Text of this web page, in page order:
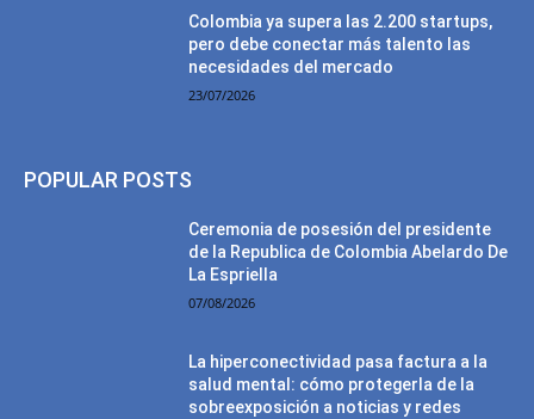
Colombia ya supera las 2.200 startups,
pero debe conectar más talento las
necesidades del mercado
23/07/2026
POPULAR POSTS
Ceremonia de posesión del presidente
de la Republica de Colombia Abelardo De
La Espriella
07/08/2026
La hiperconectividad pasa factura a la
salud mental: cómo protegerla de la
sobreexposición a noticias y redes